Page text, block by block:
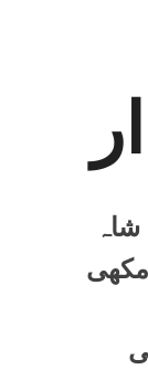
شاہ
مکھی